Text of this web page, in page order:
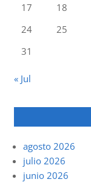
17
18
24
25
31
« Jul
agosto 2026
julio 2026
junio 2026